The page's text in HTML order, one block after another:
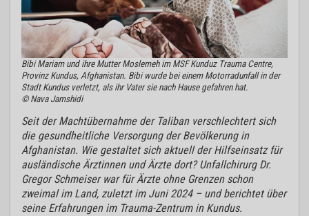
Bibi Mariam und ihre Mutter Moslemeh im MSF Kunduz Trauma Centre,
Provinz Kundus, Afghanistan. Bibi wurde bei einem Motorradunfall in der
Stadt Kundus verletzt, als ihr Vater sie nach Hause gefahren hat.
© Nava Jamshidi
Seit der Machtübernahme der Taliban verschlechtert sich
die gesundheitliche Versorgung der Bevölkerung in
Afghanistan. Wie gestaltet sich aktuell der Hilfseinsatz für
ausländische Ärztinnen und Ärzte dort? Unfallchirurg Dr.
Gregor Schmeiser war für Ärzte ohne Grenzen schon
zweimal im Land, zuletzt im Juni 2024 – und berichtet über
seine Erfahrungen im Trauma-Zentrum in Kundus.